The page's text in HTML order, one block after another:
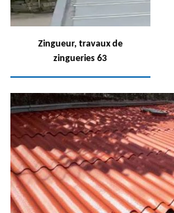
Zingueur, travaux de
zingueries 63